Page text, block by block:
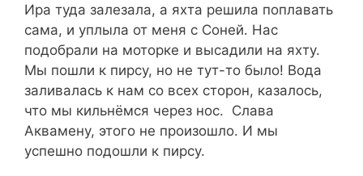
Ира туда залезала, а яхта решила поплавать
сама, и уплыла от меня с Соней. Нас
подобрали на моторке и высадили на яхту.
Мы пошли к пирсу, но не тут-то было! Вода
заливалась к нам со всех сторон, казалось,
что мы кильнёмся через нос. Слава
Аквамену, этого не произошло. И мы
успешно подошли к пирсу.